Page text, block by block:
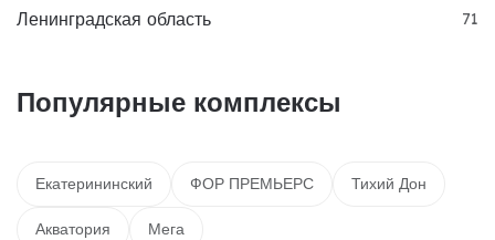
Ленинградская область 71
Популярные комплексы
Екатерининский ФОР ПРЕМЬЕРС Тихий Дон
Акватория Мега